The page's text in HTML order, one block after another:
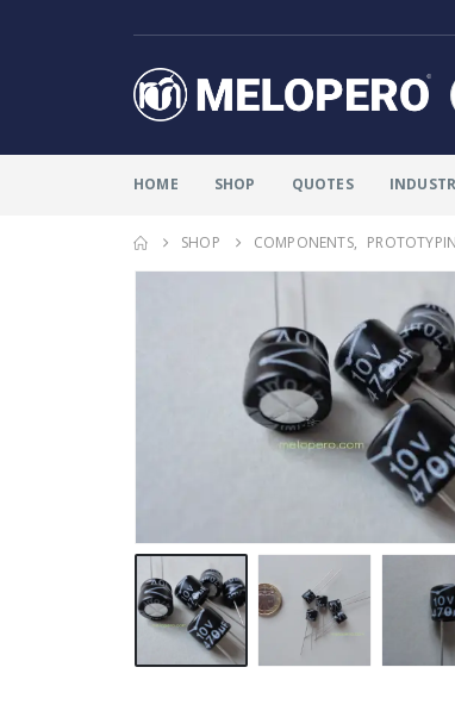
HOME SHOP QUOTES
SHOP COMPONENTS,